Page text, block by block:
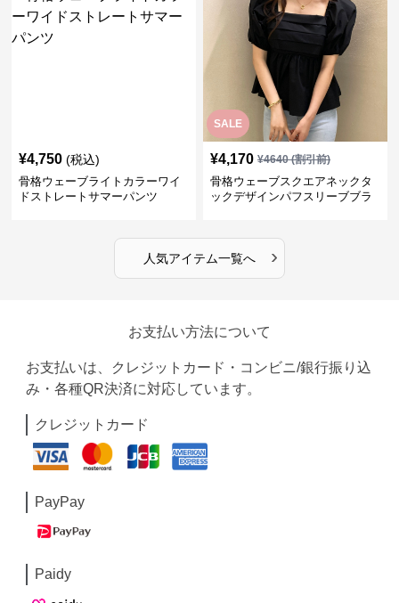
¥4,750 (税込)
骨格ウェーブライトカラーワイ
ドストレートサマーパンツ
SALE
¥4,170 ¥4640(割引前)
骨格ウェーブスクエアネックタ
ックデザインパフスリーブブラ
人気アイテム一覧へ ›
お支払い方法について
お支払いは、クレジットカード・コンビニ/銀行振り込
み・各種QR決済に対応しています。
クレジットカード
PayPay
Paidy